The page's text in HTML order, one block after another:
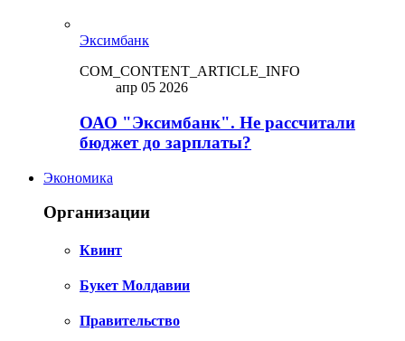
Эксимбанк
COM_CONTENT_ARTICLE_INFO
апр 05 2026
ОАО "Эксимбанк". Не рассчитали
бюджет до зарплаты?
Экономика
Организации
Квинт
Букет Молдавии
Правительство